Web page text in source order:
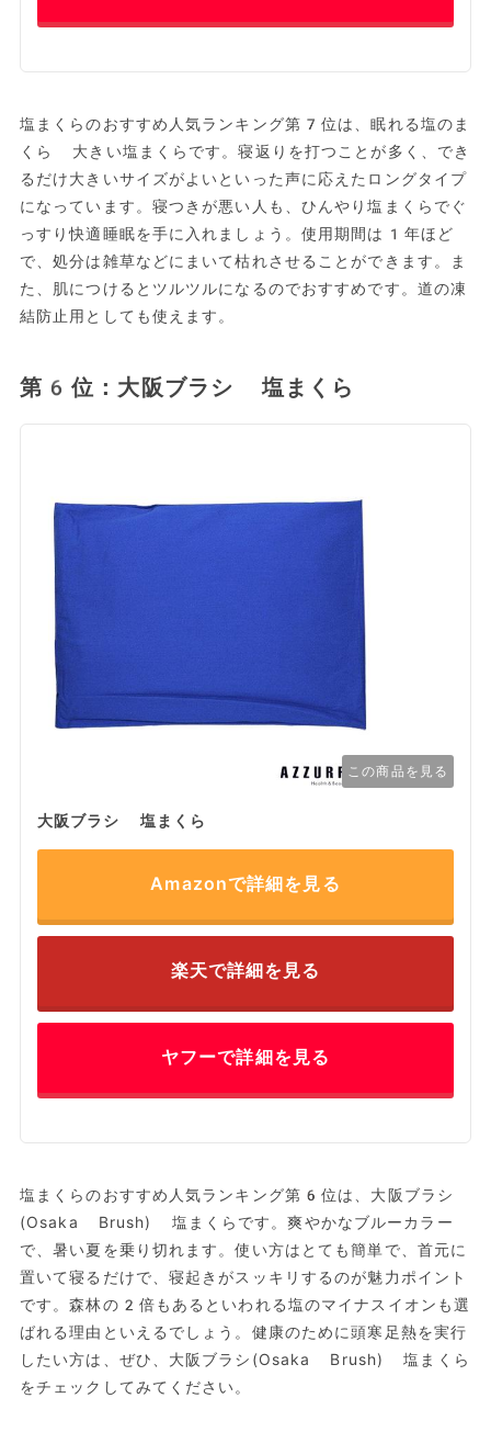
塩まくらのおすすめ人気ランキング第7位は、眠れる塩のま
くら 大きい塩まくらです。寝返りを打つことが多く、でき
るだけ大きいサイズがよいといった声に応えたロングタイプ
になっています。寝つきが悪い人も、ひんやり塩まくらでぐ
っすり快適睡眠を手に入れましょう。使用期間は1年ほど
で、処分は雑草などにまいて枯れさせることができます。ま
た、肌につけるとツルツルになるのでおすすめです。道の凍
結防止用としても使えます。
第6位：大阪ブラシ 塩まくら
この商品を見る
大阪ブラシ 塩まくら
Amazonで詳細を見る
楽天で詳細を見る
ヤフーで詳細を見る
塩まくらのおすすめ人気ランキング第6位は、大阪ブラシ
(Osaka Brush) 塩まくらです。爽やかなブルーカラー
で、暑い夏を乗り切れます。使い方はとても簡単で、首元に
置いて寝るだけで、寝起きがスッキリするのが魅力ポイント
です。森林の2倍もあるといわれる塩のマイナスイオンも選
ばれる理由といえるでしょう。健康のために頭寒足熱を実行
したい方は、ぜひ、大阪ブラシ(Osaka Brush) 塩まくら
をチェックしてみてください。